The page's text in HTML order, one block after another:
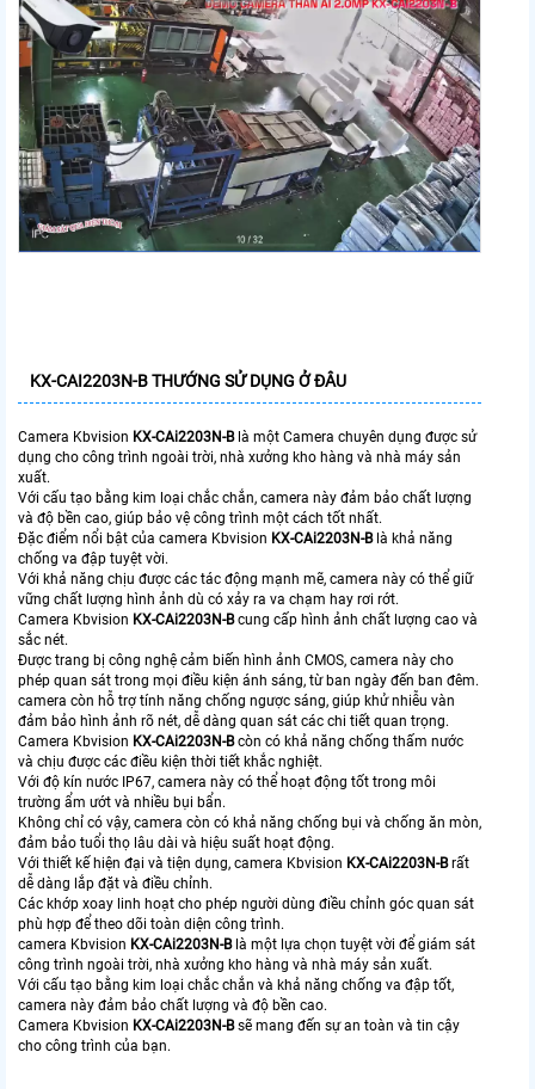
KX-CAI2203N-B THƯỚNG SỬ DỤNG Ở ĐÂU
Camera Kbvision KX-CAi2203N-Blà một Camera chuyên dụng được sử
dụng cho công trình ngoài trời, nhà xưởng kho hàng và nhà máy sản
xuất.
Với cấu tạo bằng kim loại chắc chắn, camera này đảm bảo chất lượng
và độ bền cao, giúp bảo vệ công trình một cách tốt nhất.
Đặc điểm nổi bật của camera Kbvision KX-CAi2203N-Blà khả năng
chống va đập tuyệt vời.
Với khả năng chịu được các tác động mạnh mẽ, camera này có thể giữ
vững chất lượng hình ảnh dù có xảy ra va chạm hay rơi rớt.
Camera Kbvision KX-CAi2203N-Bcung cấp hình ảnh chất lượng cao và
sắc nét.
Được trang bị công nghệ cảm biến hình ảnh CMOS, camera này cho
phép quan sát trong mọi điều kiện ánh sáng, từ ban ngày đến ban đêm.
camera còn hỗ trợ tính năng chống ngược sáng, giúp khử nhiễu vàn
đảm bảo hình ảnh rõ nét, dễ dàng quan sát các chi tiết quan trọng.
Camera Kbvision KX-CAi2203N-Bcòn có khả năng chống thấm nước
và chịu được các điều kiện thời tiết khắc nghiệt.
Với độ kín nước IP67, camera này có thể hoạt động tốt trong môi
trường ẩm ướt và nhiều bụi bẩn.
Không chỉ có vậy, camera còn có khả năng chống bụi và chống ăn mòn,
đảm bảo tuổi thọ lâu dài và hiệu suất hoạt động.
Với thiết kế hiện đại và tiện dụng, camera Kbvision KX-CAi2203N-Brất
dễ dàng lắp đặt và điều chỉnh.
Các khớp xoay linh hoạt cho phép người dùng điều chỉnh góc quan sát
phù hợp để theo dõi toàn diện công trình.
camera Kbvision KX-CAi2203N-Blà một lựa chọn tuyệt vời để giám sát
công trình ngoài trời, nhà xưởng kho hàng và nhà máy sản xuất.
Với cấu tạo bằng kim loại chắc chắn và khả năng chống va đập tốt,
camera này đảm bảo chất lượng và độ bền cao.
Camera Kbvision KX-CAi2203N-Bsẽ mang đến sự an toàn và tin cậy
cho công trình của bạn.